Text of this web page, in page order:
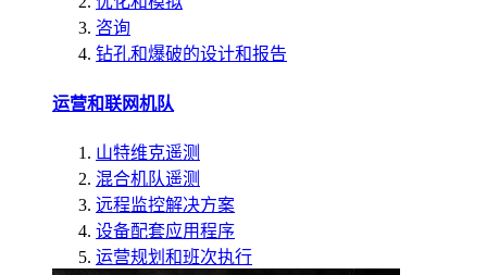
咨询
钻孔和爆破的设计和报告
运营和联网机队
山特维克遥测
混合机队遥测
远程监控解决方案
设备配套应用程序
运营规划和班次执行